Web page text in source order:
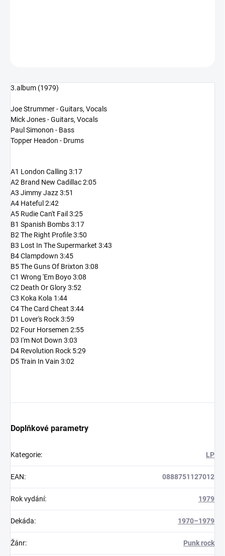
3.album (1979)
Joe Strummer - Guitars, Vocals
Mick Jones - Guitars, Vocals
Paul Simonon - Bass
Topper Headon - Drums
A1 London Calling 3:17
A2 Brand New Cadillac 2:05
A3 Jimmy Jazz 3:51
A4 Hateful 2:42
A5 Rudie Can't Fail 3:25
B1 Spanish Bombs 3:17
B2 The Right Profile 3:50
B3 Lost In The Supermarket 3:43
B4 Clampdown 3:45
B5 The Guns Of Brixton 3:08
C1 Wrong 'Em Boyo 3:08
C2 Death Or Glory 3:52
C3 Koka Kola 1:44
C4 The Card Cheat 3:44
D1 Lover's Rock 3:59
D2 Four Horsemen 2:55
D3 I'm Not Down 3:03
D4 Revolution Rock 5:29
D5 Train In Vain 3:02
Doplňkové parametry
Kategorie: LP
EAN: 0888751127012
Rok vydání: 1979
Dekáda: 1970–1979
Žánr: Punk rock